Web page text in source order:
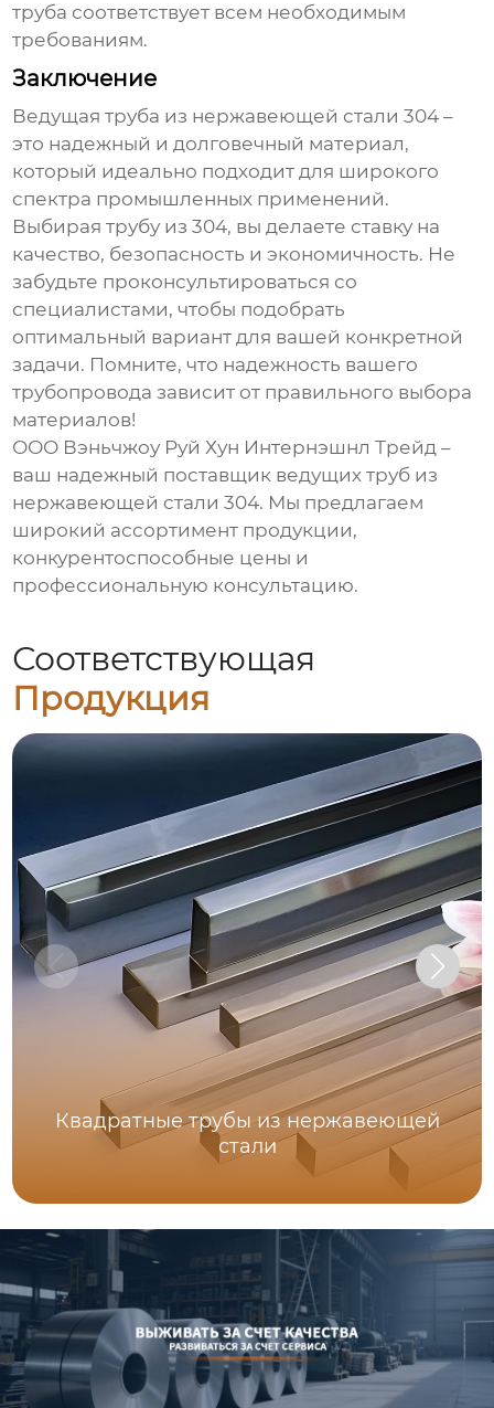
труба соответствует всем необходимым
требованиям.
Заключение
Ведущая труба из нержавеющей стали 304 –
это надежный и долговечный материал,
который идеально подходит для широкого
спектра промышленных применений.
Выбирая трубу из 304, вы делаете ставку на
качество, безопасность и экономичность. Не
забудьте проконсультироваться со
специалистами, чтобы подобрать
оптимальный вариант для вашей конкретной
задачи. Помните, что надежность вашего
трубопровода зависит от правильного выбора
материалов!
ООО Вэньчжоу Руй Хун Интернэшнл Трейд –
ваш надежный поставщик ведущих труб из
нержавеющей стали 304. Мы предлагаем
широкий ассортимент продукции,
конкурентоспособные цены и
профессиональную консультацию.
Соответствующая
Продукция
Квадратные трубы из нержавеющей
стали